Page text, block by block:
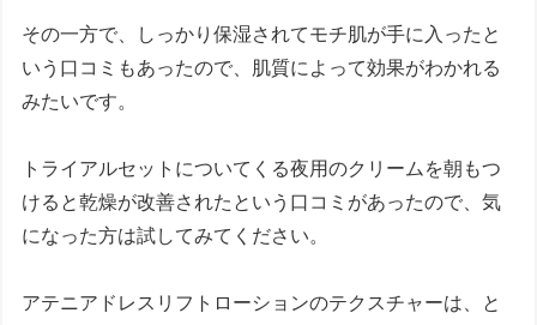
その一方で、しっかり保湿されてモチ肌が手に入ったと
いう口コミもあったので、肌質によって効果がわかれる
みたいです。
トライアルセットについてくる夜用のクリームを朝もつ
けると乾燥が改善されたという口コミがあったので、気
になった方は試してみてください。
アテニアドレスリフトローションのテクスチャーは、と